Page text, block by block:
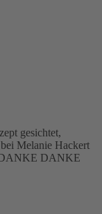
gesichtet,
Melanie Hackert
DANKE DANKE